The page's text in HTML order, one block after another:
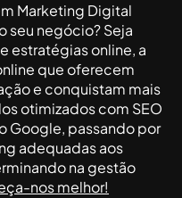
Marketing Digital
seu negócio? Seja
estratégias online, a
que oferecem
e conquistam mais
otimizados com SEO
Google, passando por
adequadas aos
na gestão
nos melhor!